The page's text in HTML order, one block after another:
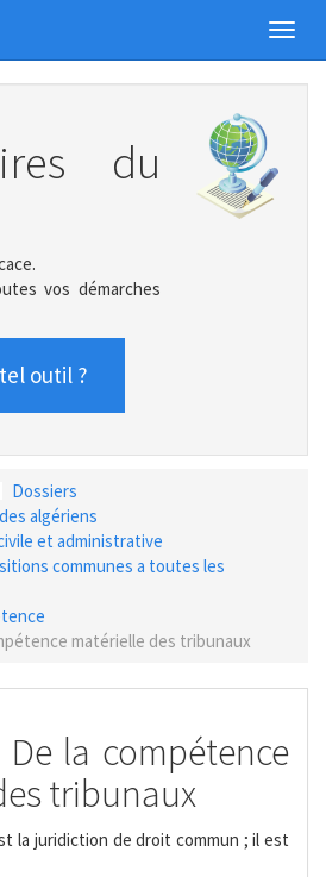
du
vos démarches
outil ?
Dossiers
algériens
et administrative
communes a toutes les
matérielle des tribunaux
la compétence
tribunaux
la juridiction de droit commun ; il est